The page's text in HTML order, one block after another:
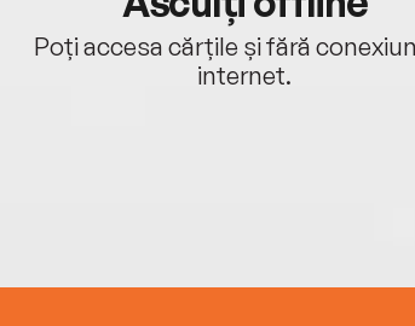
Poți accesa cărțile și fără
internet.